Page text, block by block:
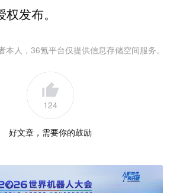
发布。
本人，36氪平台仅提供信息存储空间服务。
124
好文章，需要你的鼓励